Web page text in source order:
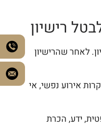
רישיון
לאחר שהרישיון
אירוע נפשי, אי
ידע, הכרת